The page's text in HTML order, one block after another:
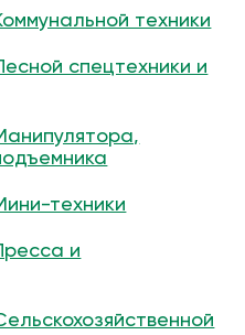
техники
спецтехники и
техники
и